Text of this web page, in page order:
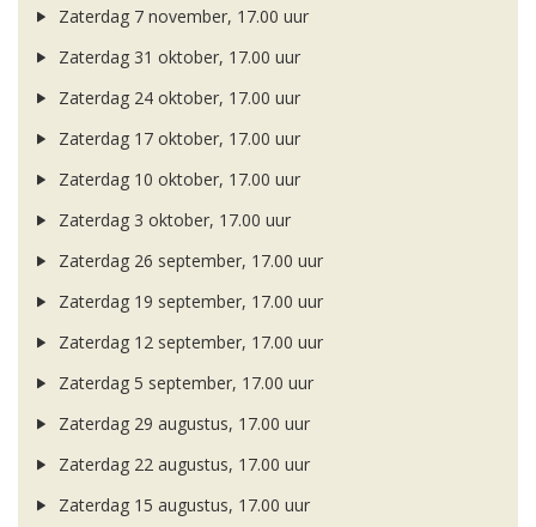
Zaterdag 7 november, 17.00 uur
Zaterdag 31 oktober, 17.00 uur
Zaterdag 24 oktober, 17.00 uur
Zaterdag 17 oktober, 17.00 uur
Zaterdag 10 oktober, 17.00 uur
Zaterdag 3 oktober, 17.00 uur
Zaterdag 26 september, 17.00 uur
Zaterdag 19 september, 17.00 uur
Zaterdag 12 september, 17.00 uur
Zaterdag 5 september, 17.00 uur
Zaterdag 29 augustus, 17.00 uur
Zaterdag 22 augustus, 17.00 uur
Zaterdag 15 augustus, 17.00 uur